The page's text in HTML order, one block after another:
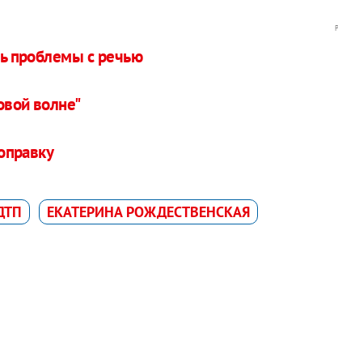
проблемы с речью
волне"
ЕКАТЕРИНА РОЖДЕСТВЕНСКАЯ